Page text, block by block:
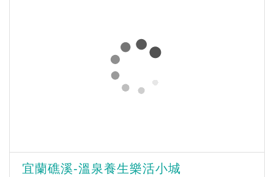
宜蘭礁溪-溫泉養生樂活小城